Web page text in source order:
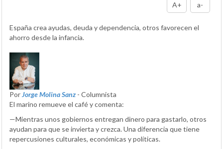
A+ a-
España crea ayudas, deuda y dependencia, otros favorecen el
ahorro desde la infancia.
PorJorge Molina Sanz - Columnista
El marino remueve el café y comenta:
—Mientras unos gobiernos entregan dinero para gastarlo, otros
ayudan para que se invierta y crezca. Una diferencia que tiene
repercusiones culturales, económicas y políticas.